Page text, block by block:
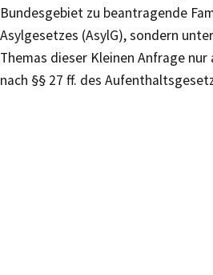
Bundesgebiet zu beantragende
Asylgesetzes (AsylG), sondern
Themas dieser Kleinen Anfrage
nach §§ 27 ff. des